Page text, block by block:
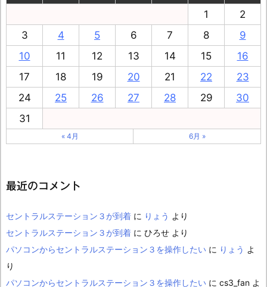
1
2
3
4 5 6 7 8
9
10
11 12 13 14 15
16
17
18 19 20 21 22
23
24
25 26 27 28 29
30
31
« 4月 6月 »
最近のコメント
セントラルステーション３が到着 に りょう より
セントラルステーション３が到着 に ひろせ より
パソコンからセントラルステーション３を操作したい に りょう よ
り
パソコンからセントラルステーション３を操作したい に cs3_fan よ